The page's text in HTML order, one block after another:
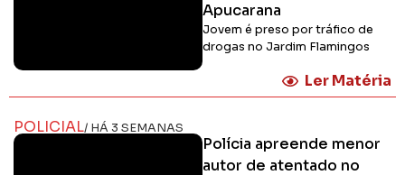
Apucarana
Jovem é preso por tráfico de
drogas no Jardim Flamingos
Ler Matéria
POLICIAL/ HÁ 3 SEMANAS
Polícia apreende menor
autor de atentado no